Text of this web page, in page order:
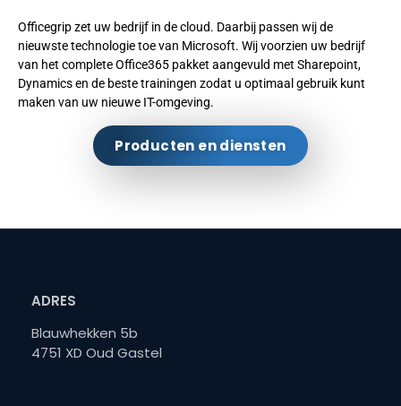
Officegrip zet uw bedrijf in de cloud. Daarbij passen wij de
nieuwste technologie toe van Microsoft. Wij voorzien uw bedrijf
van het complete Office365 pakket aangevuld met Sharepoint,
Dynamics en de beste trainingen zodat u optimaal gebruik kunt
maken van uw nieuwe IT-omgeving.
Producten en diensten
ADRES
Blauwhekken 5b
4751 XD Oud Gastel